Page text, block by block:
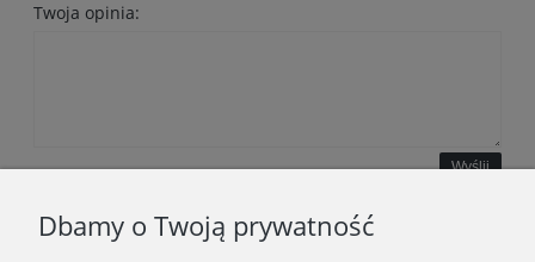
Twoja opinia:
Wyślij
Dbamy o Twoją prywatność